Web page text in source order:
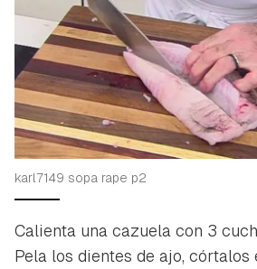
Guardar como favorito
Para poder guardar como
iniciar sesión con tu cuenta de
INICIAR SESIÓN
karl7149 sopa rape p2
Calienta una cazuela con 3
Pela los dientes de ajo, córtalos
Contenido
Gracias por suscribirte a
ACEPTAR